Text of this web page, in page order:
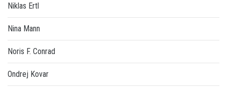
Niklas Ertl
Nina Mann
Noris F. Conrad
Ondrej Kovar